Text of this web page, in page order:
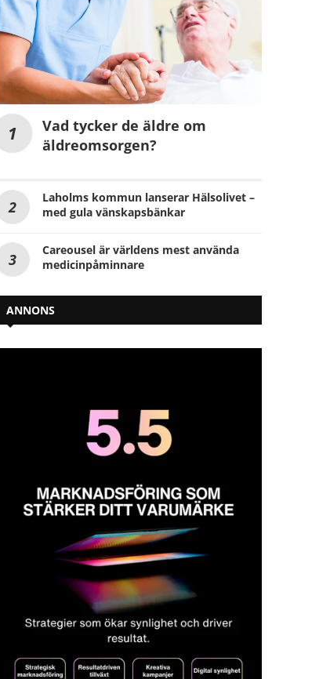
Vad tycker de äldre om
äldreomsorgen?
Laholms kommun lanserar Hälsolivet –
med gula vänskapsbänkar
Careousel är världens mest använda
medicinpåminnare
ANNONS